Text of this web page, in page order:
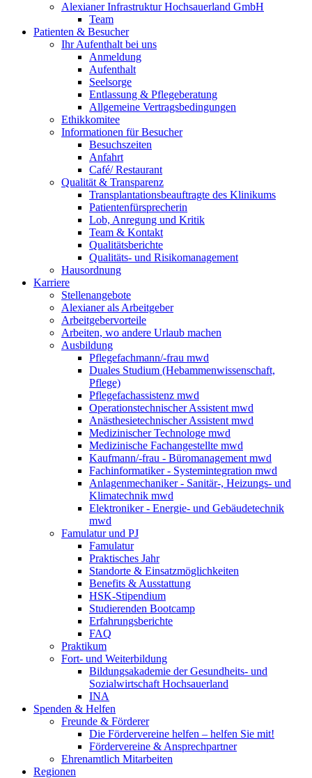
Alexianer Infrastruktur Hochsauerland GmbH
Team
Patienten & Besucher
Ihr Aufenthalt bei uns
Anmeldung
Aufenthalt
Seelsorge
Entlassung & Pflegeberatung
Allgemeine Vertragsbedingungen
Ethikkomitee
Informationen für Besucher
Besuchszeiten
Anfahrt
Café/ Restaurant
Qualität & Transparenz
Transplantationsbeauftragte des Klinikums
Patientenfürsprecherin
Lob, Anregung und Kritik
Team & Kontakt
Qualitätsberichte
Qualitäts- und Risikomanagement
Hausordnung
Karriere
Stellenangebote
Alexianer als Arbeitgeber
Arbeitgebervorteile
Arbeiten, wo andere Urlaub machen
Ausbildung
Pflegefachmann/-frau mwd
Duales Studium (Hebammenwissenschaft,
Pflege)
Pflegefachassistenz mwd
Operationstechnischer Assistent mwd
Anästhesietechnischer Assistent mwd
Medizinischer Technologe mwd
Medizinische Fachangestellte mwd
Kaufmann/-frau - Büromanagement mwd
Fachinformatiker - Systemintegration mwd
Anlagenmechaniker - Sanitär-, Heizungs- und
Klimatechnik mwd
Elektroniker - Energie- und Gebäudetechnik
mwd
Famulatur und PJ
Famulatur
Praktisches Jahr
Standorte & Einsatzmöglichkeiten
Benefits & Ausstattung
HSK-Stipendium
Studierenden Bootcamp
Erfahrungsberichte
FAQ
Praktikum
Fort- und Weiterbildung
Bildungsakademie der Gesundheits- und
Sozialwirtschaft Hochsauerland
INA
Spenden & Helfen
Freunde & Förderer
Die Fördervereine helfen – helfen Sie mit!
Fördervereine & Ansprechpartner
Ehrenamtlich Mitarbeiten
Regionen